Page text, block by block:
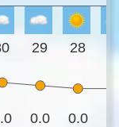
29 28
0.0 0.0